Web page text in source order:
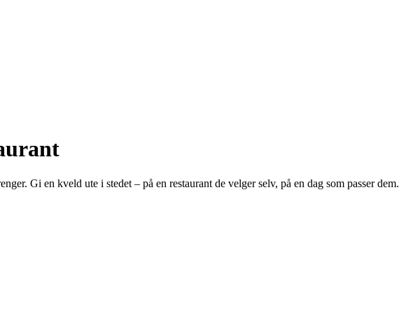
Gi en kveld ute i stedet – på en restaurant de velger selv, på en dag som passer dem.